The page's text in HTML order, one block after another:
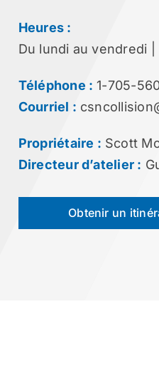
Heures :
Du lundi au vendredi |
Téléphone : 1-705-
Courriel :
Propriétaire : Scott
Directeur d’atelier :
Obtenir un